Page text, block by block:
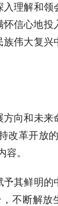
入理解和领
信心地投
伟大复兴
方向和未来
改革开放
。
其鲜明的
不断解放